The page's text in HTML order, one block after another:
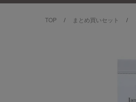
TOP まとめ買いセット